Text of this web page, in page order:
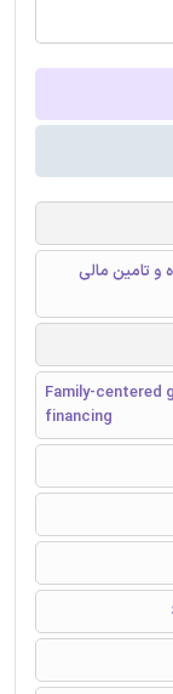
و تامین مالی
Family-centered
financing